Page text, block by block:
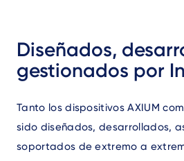
Diseñados,
gestionados por
Tanto los dispositivos AXIUM
sido diseñados, desarrollados,
soportados de extremo a